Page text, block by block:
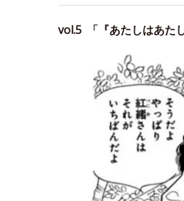
vol.5 「『あたしはあた